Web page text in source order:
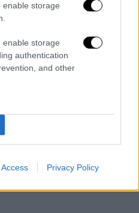
enable storage
enable storage
authentication
and other
Privacy Policy
εμποδίζει
Τραμπ να
πολιτική των
και να επιδιώξει μια
την εθνική
παράλληλα σε
δημοφιλή σε170
την
της που
Πρώτη Τροπολογία»